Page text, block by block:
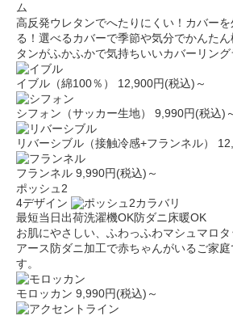
ム
高反発ウレタンでへたりにくい！カバーを
る！選べるカバーで季節や気分でかんた
タンがふかふかで気持ちいいカバーリング
イブル（綿100％） 12,900円(税込)～
シフォン（サッカー生地） 9,990円(税込)
リバーシブル（接触冷感+フランネル）
フランネル 9,990円(税込)～
ポッシュ2
4デザイン
最短当日出荷洗濯機OK防ダニ 床暖OK
お肌にやさしい、ふわっふわマシュマロタ
アース防ダニ加工で赤ちゃんがいるご家
す。
モロッカン 9,990円(税込)～